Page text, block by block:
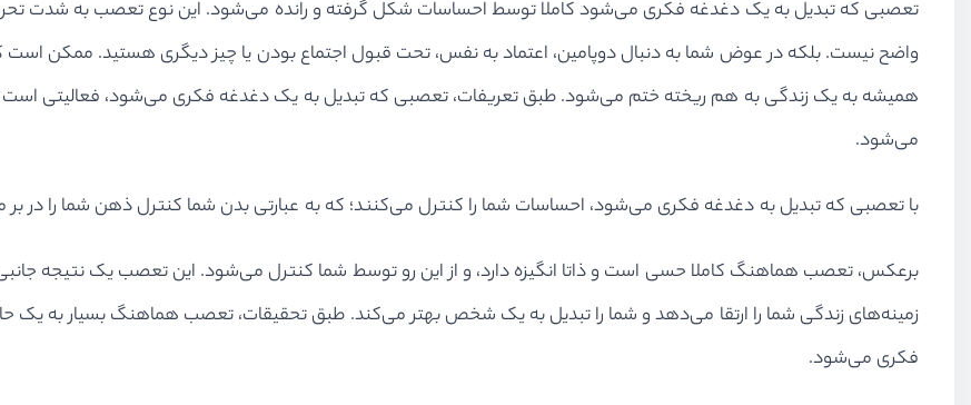
تعصبی که تبدیل به یک دغدغه فکری می‌شود کاملا توسط احساسات شکل گرفته و رانده می‌شود. این نوع تعصب به شدت
واضح نیست. بلکه در عوض شما به دنبال دوپامین، اعتماد به نفس، تحت قبول اجتماع بودن یا چیز دیگری هستید. ممکن
همیشه به یک زندگی به هم ریخته ختم می‌شود. طبق تعریفات، تعصبی که تبدیل به یک دغدغه فکری می‌شود، فعالیتی است
می‌شود.
با تعصبی که تبدیل به دغدغه فکری می‌شود، احساسات شما را کنترل می‌کنند؛ که به عبارتی بدن شما کنترل ذهن شما را در بر
برعکس، تعصب هماهنگ کاملا حسی است و ذاتا انگیزه دارد، و از این رو توسط شما کنترل می‌شود. این تعصب یک نتیجه
زمینه‌های زندگی شما را ارتقا می‌دهد و شما را تبدیل به یک شخص بهتر می‌کند. طبق تحقیقات، تعصب هماهنگ بسیار به یک
فکری می‌شود.